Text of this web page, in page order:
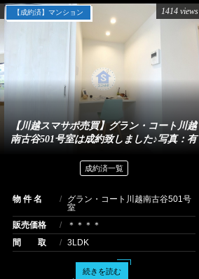
【川越スマサポ売買】グラン・コート川越
南古谷501号室は成約致しました♪写真：有
【成約済】マンション 1414 views
成約済一覧
物 件 名
グラン・コート川越南古谷501号
室
販売価格
＊＊＊＊
間 取
3LDK
続きを読む